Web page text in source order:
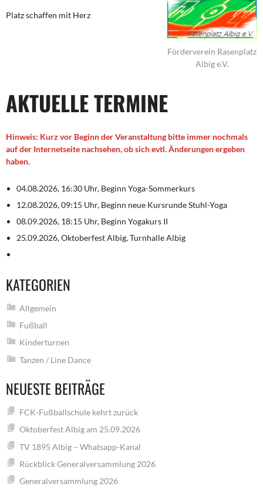
Förderverein Rasenplatz
Albig e.V.
Platz schaffen mit Herz
AKTUELLE TERMINE
Hinweis: Kurz vor Beginn der Veranstaltung bitte immer nochmals
auf der Internetseite nachsehen, ob sich evtl. Änderungen ergeben
haben.
04.08.2026, 16:30 Uhr, Beginn Yoga-Sommerkurs
12.08.2026, 09:15 Uhr, Beginn neue Kursrunde Stuhl-Yoga
08.09.2026, 18:15 Uhr, Beginn Yogakurs II
25.09.2026, Oktoberfest Albig, Turnhalle Albig
KATEGORIEN
Allgemein
Fußball
Kinderturnen
Tanzen / Line Dance
NEUESTE BEITRÄGE
FCK-Fußballschule kehrt zurück
Oktoberfest Albig am 25.09.2026
TV 1895 Albig – Whatsapp-Kanal
Rückblick Generalversammlung 2026
Generalversammlung 2026